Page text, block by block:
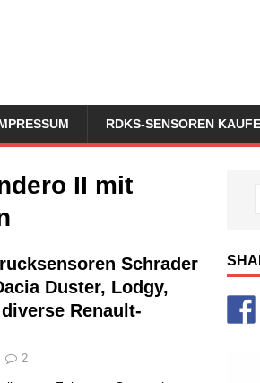
RDKS-SENSOREN
II mit
Schrader
Duster, Lodgy,
Renault-
2